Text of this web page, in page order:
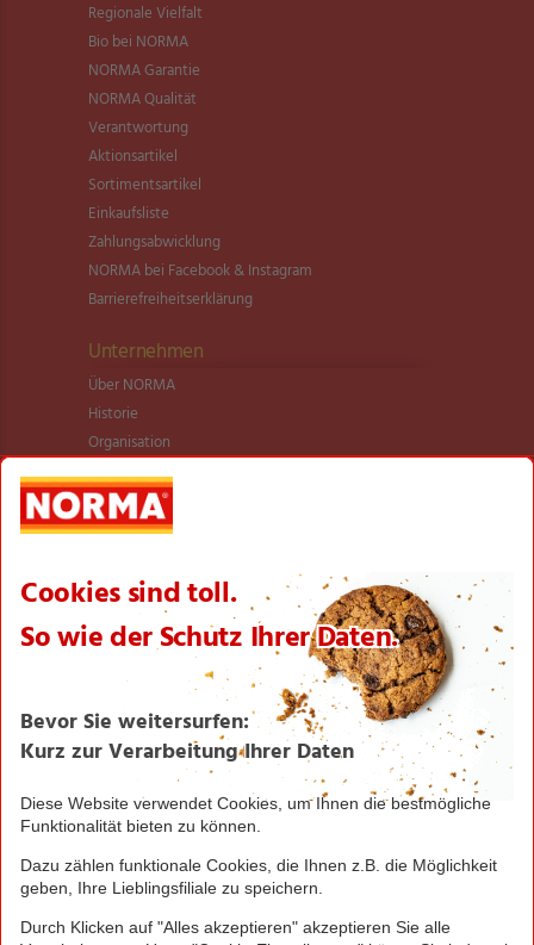
Regionale Vielfalt
Bio bei NORMA
NORMA Garantie
NORMA Qualität
Verantwortung
Aktionsartikel
Sortimentsartikel
Einkaufsliste
Zahlungsabwicklung
NORMA bei Facebook & Instagram
Barrierefreiheitserklärung
Unternehmen
Über NORMA
Historie
Organisation
International
Logistik
Filialnetz
Karriere
Verantwortung/CSR
NORMA News
Seite drucken
Nach oben
Greifen Sie schnell zu! Alle angegebenen Preise in
Irrtümer durch Schreib-, Programmier- und
Datenübertragungsfehler sind vorbehalten.
© 2016 - 2026 NORMA Lebensmittelfilialbetrieb